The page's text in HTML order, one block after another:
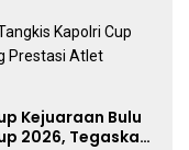
Kejuaraan Bulu
2026, Tegaskan